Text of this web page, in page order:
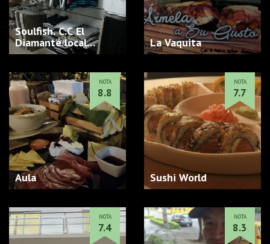
Soulfish. C.C El
Diamante local
2369…
La Vaquita
Aula
NOTA
8.8
Sushi World
NOTA
7.7
NOTA
7.4
NOTA
8.3